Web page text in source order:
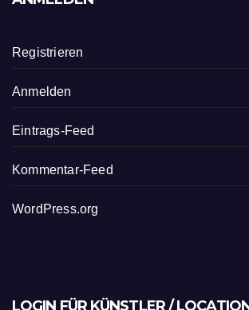
Registrieren
Anmelden
Eintrags-Feed
Kommentar-Feed
WordPress.org
LOGIN FÜR KÜNSTLER /